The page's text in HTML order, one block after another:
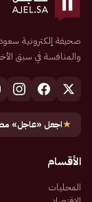
والمنافسة في سبق
★اجعل «عاجل»
الأقسام
المحليات